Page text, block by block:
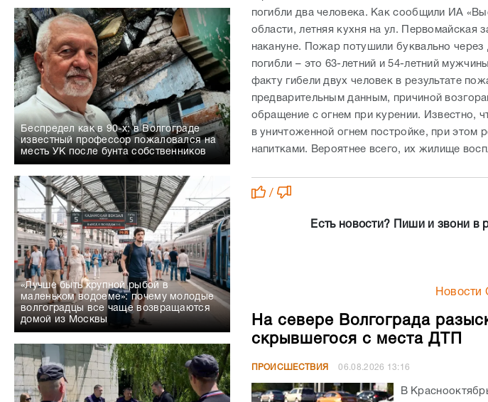
Беспредел как в 90-х: в Волгограде
известный профессор пожаловался на
месть УК после бунта собственников
«Лучше быть крупной рыбой в
маленьком водоеме»: почему молодые
волгоградцы все чаще возвращаются
домой из Москвы
погибли два человека. Как сообщили ИА
области, летняя кухня на ул. Первомайская
накануне. Пожар потушили буквально
погибли – это 63-летний и 54-летний
факту гибели двух человек в результате
предварительным данным, причиной
обращение с огнем при курении. Известно,
в уничтоженной огнем постройке, при этом
напитками. Вероятнее всего, их жилище
/
Есть новости? Пиши и звони в
На севере Волгограда
скрывшегося с места ДТП
ПРОИСШЕСТВИЯ 06.08.2026 13:16
В